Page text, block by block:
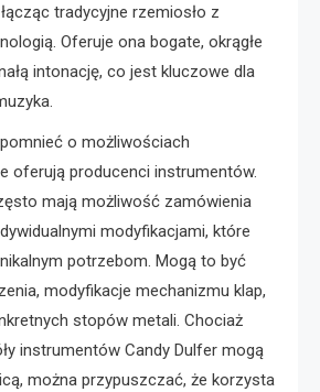
tradycyjne rzemiosło z
Oferuje ona bogate, okrągłe
intonację, co jest kluczowe dla
o możliwościach
oferują producenci instrumentów.
mają możliwość zamówienia
modyfikacjami, które
potrzebom. Mogą to być
modyfikacje mechanizmu klap,
stopów metali. Chociaż
instrumentów Candy Dulfer mogą
można przypuszczać, że korzysta